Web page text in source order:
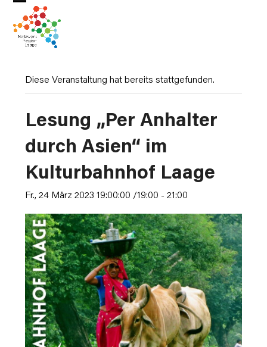
Skip
content
Open
mobile
menu
Close
mobile
menu
Diese Veranstaltung hat bereits stattgefunden.
Lesung „Per Anhalter
durch Asien“ im
Kulturbahnhof Laage
Fr., 24 März 2023 19:00:00 /19:00 -21:00